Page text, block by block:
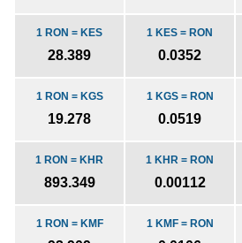
1 KES = RON
0.0352
1 RON = KES
28.389
1 KGS = RON
0.0519
1 RON = KGS
19.278
1 KHR = RON
0.00112
1 RON = KHR
893.349
1 KMF = RON
1 RON = KMF